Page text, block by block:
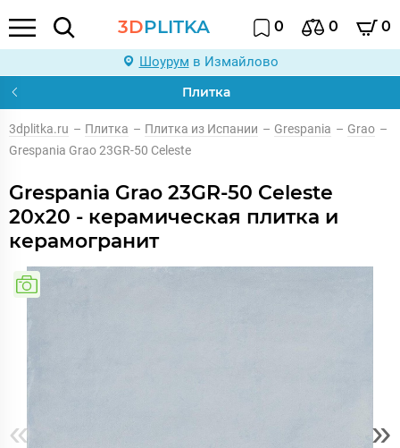
3DPLITKA 0 0 0
Шоурум в Измайлово
Плитка
3dplitka.ru – Плитка – Плитка из Испании – Grespania – Grao –
Grespania Grao 23GR-50 Celeste
Grespania Grao 23GR-50 Celeste
20x20 - керамическая плитка и
керамогранит
« »